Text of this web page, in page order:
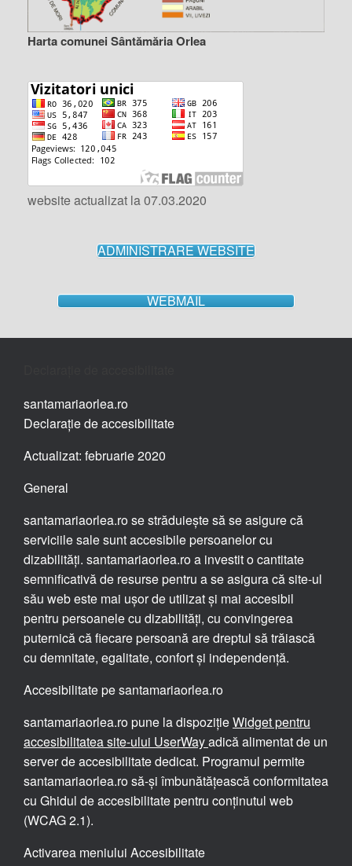
Harta comunei Sântămăria Orlea
website actualizat la 07.03.2020
ADMINISTRARE WEBSITE
WEBMAIL
santamariaorlea.ro
Declarație de accesibilitate
Actualizat: februarie 2020
General
santamariaorlea.ro se străduiește să se asigure că
serviciile sale sunt accesibile persoanelor cu
dizabilități. santamariaorlea.ro a investit o cantitate
semnificativă de resurse pentru a se asigura că site-ul
său web este mai ușor de utilizat și mai accesibil
pentru persoanele cu dizabilități, cu convingerea
puternică că fiecare persoană are dreptul să trăiască
cu demnitate, egalitate, confort și independență.
Accesibilitate pe santamariaorlea.ro
santamariaorlea.ro pune la dispozițieWidget pentru
accesibilitatea site-ului UserWayadică alimentat de un
server de accesibilitate dedicat. Programul permite
santamariaorlea.ro să-și îmbunătățească conformitatea
cu Ghidul de accesibilitate pentru conținutul web
(WCAG 2.1).
Activarea meniului Accesibilitate